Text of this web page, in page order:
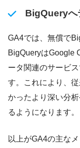
BigQueryへ
GA4では、無償で
BigQueryはGoogle
ータ関連のサービ
す。これにより、
かったより深い分
るようになります。
以上がGA4の主な